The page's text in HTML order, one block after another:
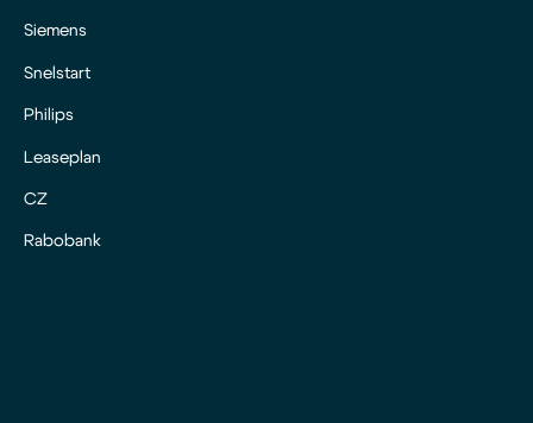
Siemens
Snelstart
Philips
Leaseplan
CZ
Rabobank